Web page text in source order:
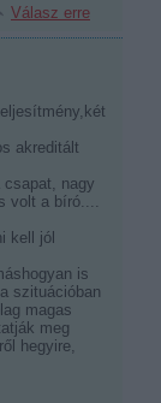
Válasz erre
akreditált
nagy
volt a bíró....
kell jól
is
szituációban
magas
meg
hegyire,